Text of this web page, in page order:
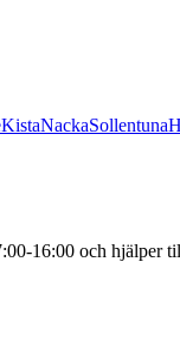
KistaNackaSollentuna
16:00 och hjälper